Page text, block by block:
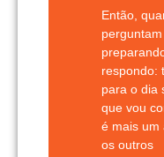
Então,
respondo:
para o dia
que vou
é mais um
os outros